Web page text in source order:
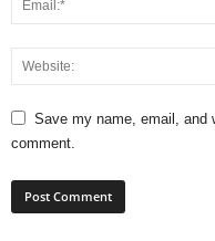
Save my name, email, and
comment.